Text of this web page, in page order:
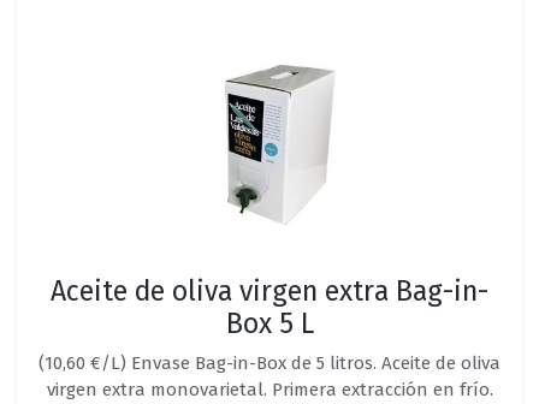
Aceite de oliva virgen extra Bag-in-
Box 5 L
(10,60 €/L) Envase Bag-in-Box de 5 litros. Aceite de oliva
virgen extra monovarietal. Primera extracción en frío.